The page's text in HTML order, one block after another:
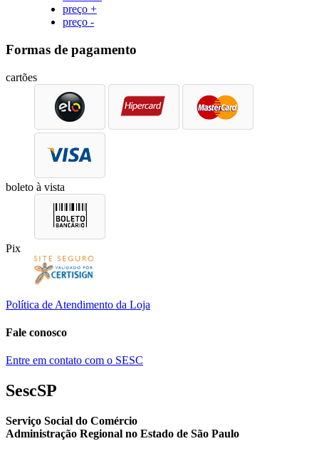
preço +
preço -
Formas de pagamento
cartões
boleto à vista
Pix
Política de Atendimento da Loja
Fale conosco
Entre em contato com o SESC
SescSP
Serviço Social do Comércio
Administração Regional no Estado de São Paulo